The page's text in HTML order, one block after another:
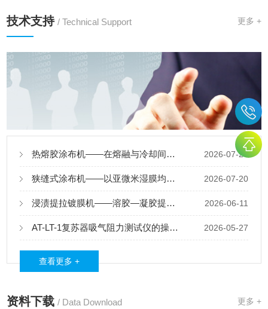
技术支持 / Technical Support 更多 +
热熔胶涂布机——在熔融与冷却间编织粘合的“无形纽带“ 2026-07-26
狭缝式涂布机——以亚微米湿膜均匀性，铺垫功能薄膜的性能基石 2026-07-20
浸渍提拉镀膜机——溶胶—凝胶提拉成膜原理与光学及功能涂层应用 2026-06-11
AT-LT-1复苏器吸气阻力测试仪的操作方法 2026-05-27
查看更多 +
资料下载 / Data Download 更多 +